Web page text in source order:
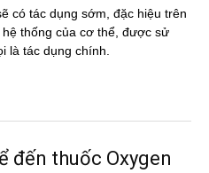
có tác dụng sớm, đặc hiệu trên
thống của cơ thể, được sử
là tác dụng chính.
đến thuốc Oxygen